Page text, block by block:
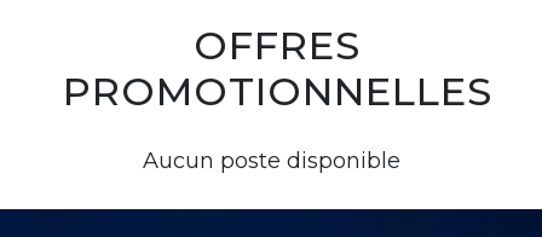
OFFRES
PROMOTIONNELLES
Aucun poste disponible